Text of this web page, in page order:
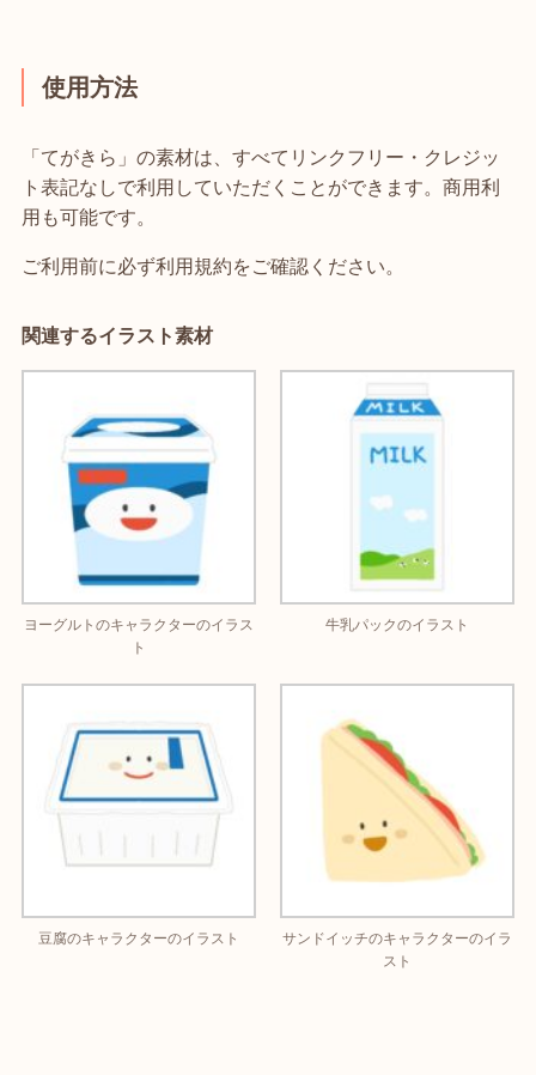
使用方法
「てがきら」の素材は、すべてリンクフリー・クレジッ
ト表記なしで利用していただくことができます。商用利
用も可能です。
ご利用前に必ず利用規約をご確認ください。
関連するイラスト素材
ヨーグルトのキャラクターのイラス
ト
牛乳パックのイラスト
豆腐のキャラクターのイラスト
サンドイッチのキャラクターのイラ
スト